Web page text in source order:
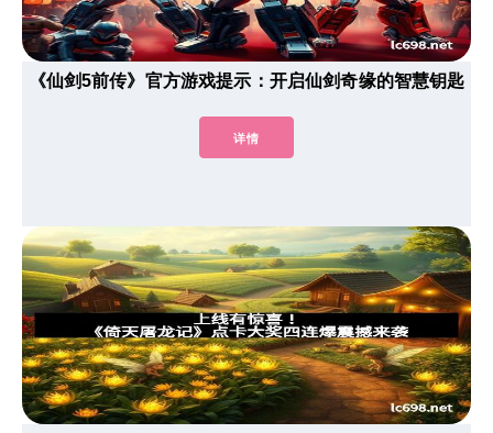
《仙剑5前传》官方游戏提示：开启仙剑奇缘的智慧钥匙
详情